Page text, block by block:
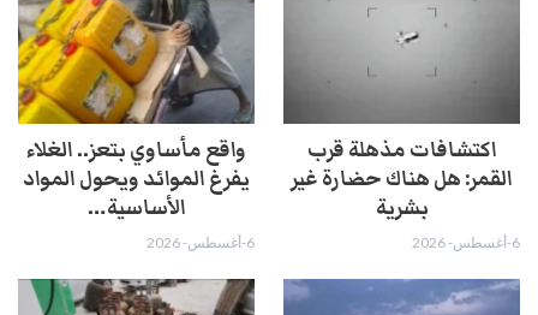
اكتشافات مذهلة قرب
القمر: هل هناك حضارة غير
بشرية
6-أغسطس- 2026
واقع مأساوي بتعز.. الغلاء
يفرغ الموائد ويحول المواد
الأساسية…
6-أغسطس- 2026